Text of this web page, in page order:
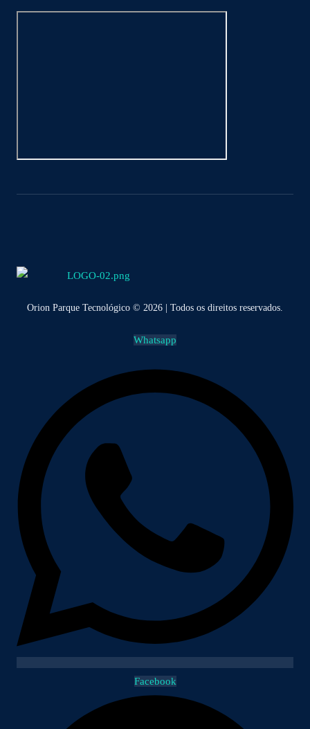
Orion Parque Tecnológico © 2026 | Todos os direitos reservados.
Whatsapp
Facebook